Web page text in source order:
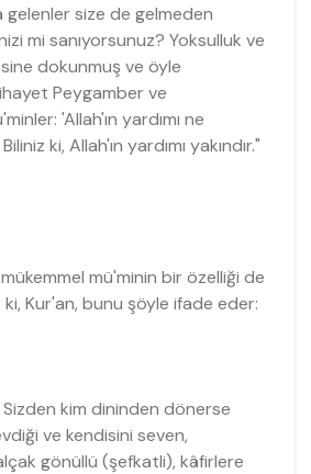
gelenler size de gelmeden
mi sanıyorsunuz? Yoksulluk ve
dokunmuş ve öyle
Peygamber ve
'Allah'ın yardımı ne
ki, Allah'ın yardımı yakındır."
mü'minin bir özelliği de
Kur'an, bunu şöyle ifade eder:
kim dininden dönerse
ve kendisini seven,
gönüllü (şefkatli), kâfirlere